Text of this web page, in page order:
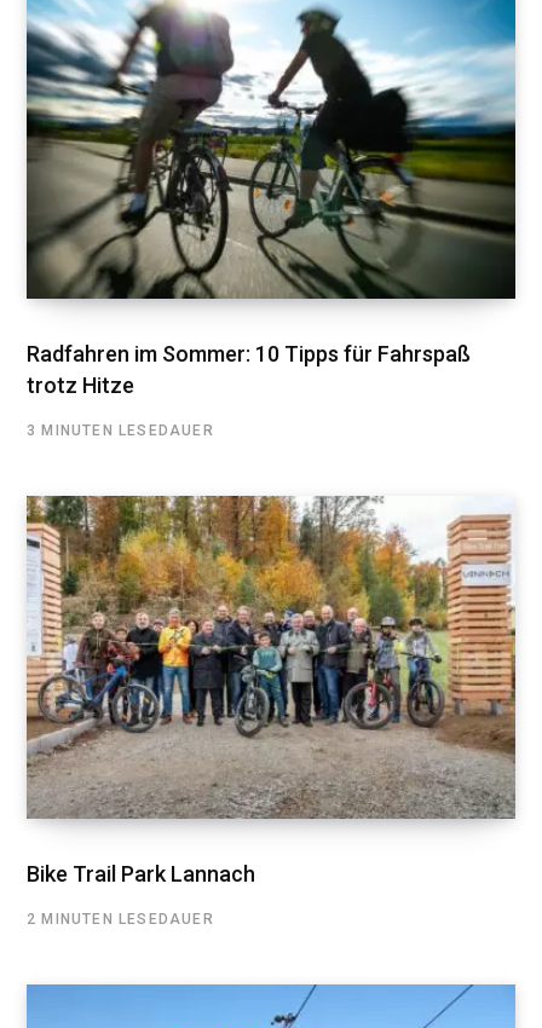
Radfahren im Sommer: 10 Tipps für Fahrspaß
trotz Hitze
3 MINUTEN LESEDAUER
Bike Trail Park Lannach
2 MINUTEN LESEDAUER